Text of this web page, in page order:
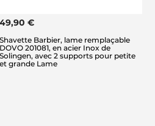
49,90 €
Shavette Barbier, lame remplaçable
DOVO 201081, en acier Inox de
Solingen, avec 2 supports pour petite
et grande Lame